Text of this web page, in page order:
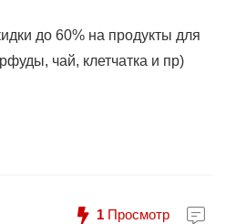
до 60% на продукты для
чай, клетчатка и пр)
1 Просмотр